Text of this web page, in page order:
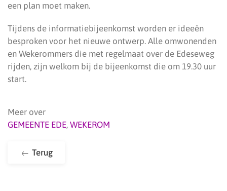
een plan moet maken.
Tijdens de informatiebijeenkomst worden er ideeën
besproken voor het nieuwe ontwerp. Alle omwonenden
en Wekerommers die met regelmaat over de Edeseweg
rijden, zijn welkom bij de bijeenkomst die om 19.30 uur
start.
Meer over
GEMEENTE EDE, WEKEROM
Terug